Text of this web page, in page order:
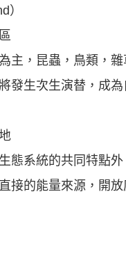
）
主，昆蟲，鳥類，雜
發生次生演替，成為
態系統的共同特點
接的能量來源，開放